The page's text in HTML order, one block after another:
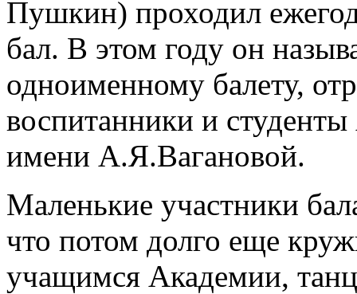
Пушкин) проходил
бал. В этом году он
одноименному балету,
воспитанники и
имени А.Я.Вагановой.
Маленькие участники
что потом долго еще
учащимся Академии,